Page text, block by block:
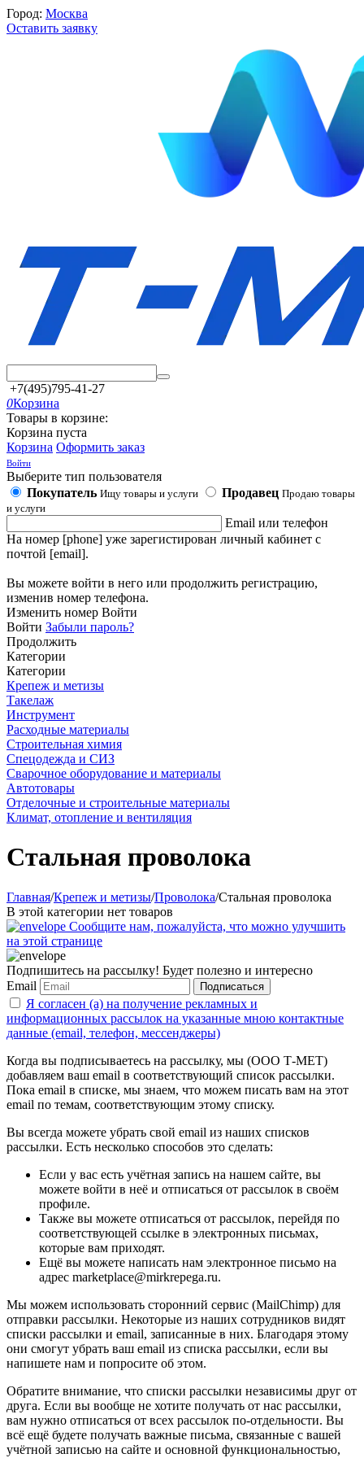
Город: Москва
Оставить заявку
+7(495)795-41-27
0Корзина
Товары в корзине:
Корзина пуста
Корзина Оформить заказ
Войти
Выберите тип пользователя
Покупатель Ищу товары и услуги Продавец Продаю товары
и услуги
Email или телефон
На номер [phone] уже зарегистирован личный кабинет с
почтой [email].
Вы можете войти в него или продолжить регистрацию,
изменив номер телефона.
Изменить номер Войти
Войти Забыли пароль?
Продолжить
Категории
Категории
Крепеж и метизы
Такелаж
Инструмент
Расходные материалы
Строительная химия
Спецодежда и СИЗ
Сварочное оборудование и материалы
Автотовары
Отделочные и строительные материалы
Климат, отопление и вентиляция
Стальная проволока
Главная/Крепеж и метизы/Проволока/Стальная проволока
В этой категории нет товаров
Сообщите нам, пожалуйста, что можно улучшить
на этой странице
Подпишитесь на рассылку! Будет полезно и интересно
Email
Подписаться
Я согласен (а) на получение рекламных и
информационных рассылок на указанные мною контактные
данные (email, телефон, мессенджеры)
Когда вы подписываетесь на рассылку, мы (ООО Т-МЕТ)
добавляем ваш email в соответствующий список рассылки.
Пока email в списке, мы знаем, что можем писать вам на этот
email по темам, соответствующим этому списку.
Вы всегда можете убрать свой email из наших списков
рассылки. Есть несколько способов это сделать:
Если у вас есть учётная запись на нашем сайте, вы
можете войти в неё и отписаться от рассылок в своём
профиле.
Также вы можете отписаться от рассылок, перейдя по
соответствующей ссылке в электронных письмах,
которые вам приходят.
Ещё вы можете написать нам электронное письмо на
адрес marketplace@mirkrepega.ru.
Мы можем использовать сторонний сервис (MailChimp) для
отправки рассылки. Некоторые из наших сотрудников видят
списки рассылки и email, записанные в них. Благодаря этому
они смогут убрать ваш email из списка рассылки, если вы
напишете нам и попросите об этом.
Обратите внимание, что списки рассылки независимы друг от
друга. Если вы вообще не хотите получать от нас рассылки,
вам нужно отписаться от всех рассылок по-отдельности. Вы
всё ещё будете получать важные письма, связанные с вашей
учётной записью на сайте и основной функциональностью,